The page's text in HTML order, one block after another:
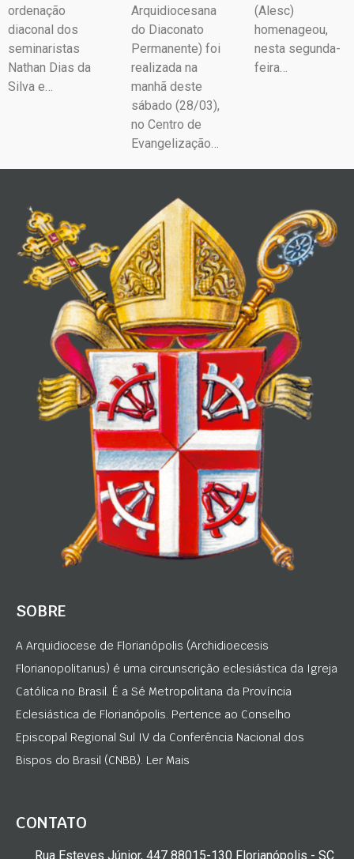
ordenação
diaconal dos
seminaristas
Nathan Dias da
Silva e…
Arquidiocesana
do Diaconato
Permanente) foi
realizada na
manhã deste
sábado (28/03),
no Centro de
Evangelização…
(Alesc)
homenageou,
nesta segunda-
feira…
SOBRE
A Arquidiocese de Florianópolis (Archidioecesis
Florianopolitanus) é uma circunscrição eclesiástica da Igreja
Católica no Brasil. É a Sé Metropolitana da Província
Eclesiástica de Florianópolis. Pertence ao Conselho
Episcopal Regional Sul IV da Conferência Nacional dos
Bispos do Brasil (CNBB). Ler Mais
CONTATO
Rua Esteves Júnior, 447 88015-130 Florianópolis - SC